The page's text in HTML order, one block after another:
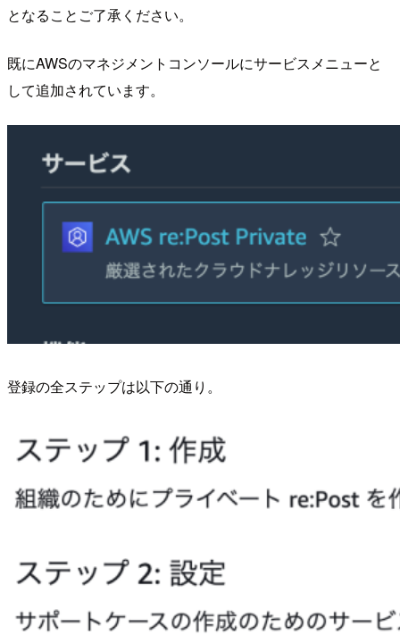
となることご了承ください。
既にAWSのマネジメントコンソールにサービスメニューと
して追加されています。
登録の全ステップは以下の通り。